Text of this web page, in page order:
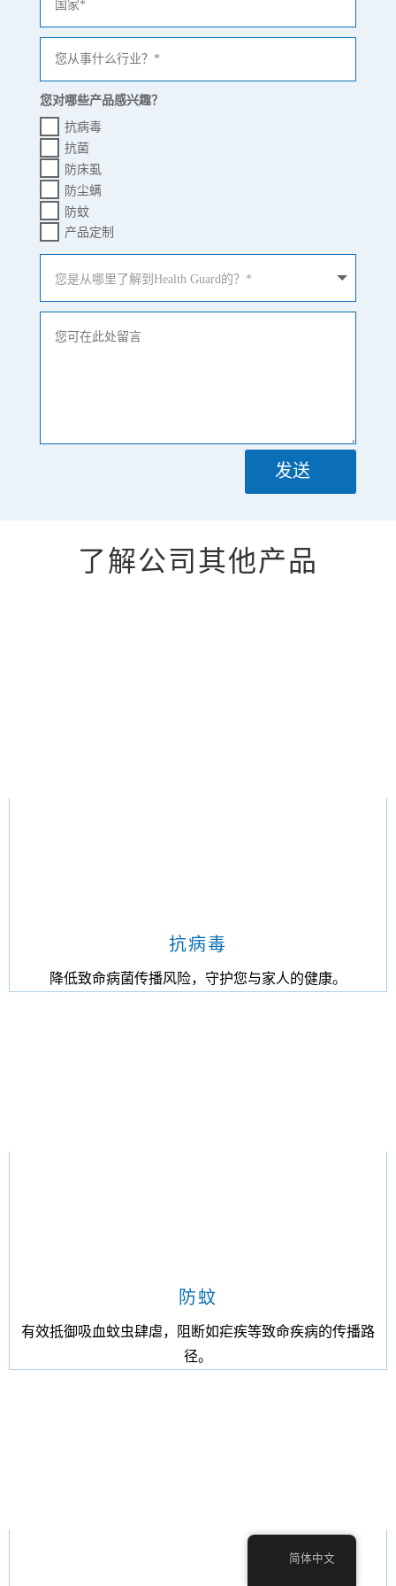
您对哪些产品感兴趣？
抗病毒
抗菌
防床虱
防尘螨
防蚊
产品定制
发送
了解公司其他产品
抗病毒
降低致命病菌传播风险，守护您与家人的健康。
防蚊
有效抵御吸血蚊虫肆虐，阻断如疟疾等致命疾病的传播路
径。
简体中文